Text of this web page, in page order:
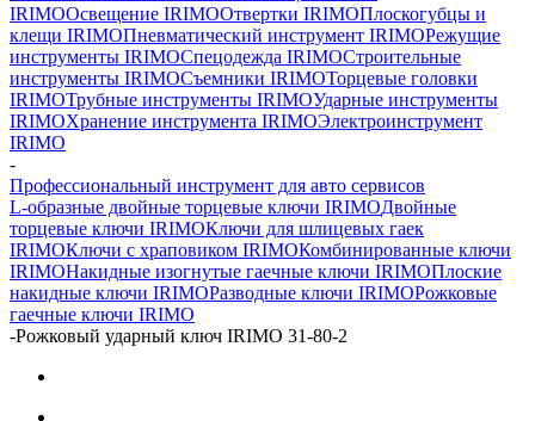
IRIMOОсвещение IRIMOОтвертки IRIMOПлоскогубцы и
клещи IRIMOПневматический инструмент IRIMOРежущие
инструменты IRIMOСпецодежда IRIMOСтроительные
инструменты IRIMOСъемники IRIMOТорцевые головки
IRIMOТрубные инструменты IRIMOУдарные инструменты
IRIMOХранение инструмента IRIMOЭлектроинструмент
IRIMO
-
Профессиональный инструмент для авто сервисов
L-образные двойные торцевые ключи IRIMOДвойные
торцевые ключи IRIMOКлючи для шлицевых гаек
IRIMOКлючи с храповиком IRIMOКомбинированные ключи
IRIMOНакидные изогнутые гаечные ключи IRIMOПлоские
накидные ключи IRIMOРазводные ключи IRIMOРожковые
гаечные ключи IRIMO
-Рожковый ударный ключ IRIMO 31-80-2